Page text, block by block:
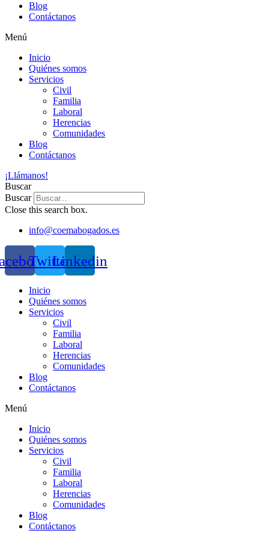
Blog
Contáctanos
Menú
Inicio
Quiénes somos
Servicios
Civil
Familia
Laboral
Herencias
Comunidades
Blog
Contáctanos
¡Llámanos!
Buscar
Buscar
Close this search box.
info@coemabogados.es
TwitterLinkedin
Inicio
Quiénes somos
Servicios
Civil
Familia
Laboral
Herencias
Comunidades
Blog
Contáctanos
Menú
Inicio
Quiénes somos
Servicios
Civil
Familia
Laboral
Herencias
Comunidades
Blog
Contáctanos